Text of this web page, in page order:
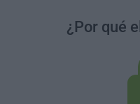
¿Por qué